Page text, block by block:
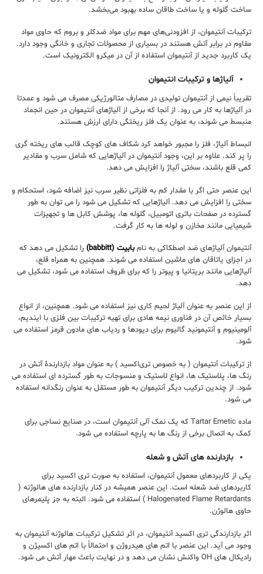
ساخت گلوله و یا ساخت طاقان ساده بهبود می‌بخشد.
ترکیبات آنتیموان، از افزودنی‌های مهم برای مواد ضد‌کلر و بروم که حاوی مواد
مقاوم در برابر آتش هستند در بسیاری از محصولات تجاری و خانگی وجود دارد.
یک کاربرد جدید از آنتیموان استفاده از آن در میکرو الکترونیک است.
آلیاژها و ترکیبات انتیموان
تقریباً نیمی از آنتیموان تولیدی در مصارف متالورژیکی مصرف می شود و عمدتا
در آلیاژها به کار می رود. از آنجا که برخی از آلیاژهای آنتیموان در حین انجماد
منبسط می شوند، به عنوان یک فلز ریختگی دارای ارزش هستند.
انبساط آلیاژ، فلز را مجبور خواهد کرد شکاف های کوچک قالب های ریخته گری
را پر کند. علاوه بر این، وجود آنتیموان در آلیاژهایی که شامل سرب و مقادیر
کمی قلع باشند، سختی آلیاژ را افزایش می دهد.
این عنصر حتی اگر با مقدار کم به فلزاتی نظیر سرب نیز اضافه شود، استحکام و
سختی را افزایش می دهد. آلیاژهایی که تشکیل می شود را می توان به طور
گسترده در صفحات باتری اتومبیل، گلوله ها، پوشش کابل ها و تجهیزات
شیمیایی مانند مخازن و لوله ها به کار گرفت.
آنتیموان آلیاژهای ضد اصطکاکی به نامبابیت (babbitt)
را تشکیل می دهد که
در اجزای یاتاقان های ماشین استفاده می شوند. همچنین به همراه قلع،
آلیاژهایی مانند بریتانیا و پیوتر را که برای ظروف استفاده می شود، تشکیل می
دهد.
از این عنصر به عنوان آلیاژ لحیم کاری نیز استفاده می شود. همچنین، از انواع
بسیار خالص آن در فناوری نیمه هادی برای تهیه ترکیبات بین فلزی با ایندیم،
آلومینیوم و آنتیمونید گالیوم برای دیودها و ردیاب های مادون قرمز استفاده می
شود.
از ترکیبات آنتیموان ( به خصوص تری‌اکسید ) به عنوان مواد بازدارندۀ آتش در
رنگ ها، پلاستیک ها، انواع لاستیک و منسوجات به طور گسترده ای استفاده می
شود. از چندین ترکیب دیگر آنتیموان به طور مستقل به عنوان رنگدانه استفاده
می شود.
ماده Tartar Emetic که یک نمک آلی آنتیموان است، در صنایع نساجی برای
کمک به اتصال برخی از رنگ ها به پارچه استفاده می شود.
بازدارنده های آتش و شعله
یکی از کاربردهای معمول آنتیموان، استفاده به صورت تری اکسید برای
کاربردهای ضد شعله است. این عنصر همیشه در کنار بازدارنده های هالوژنه (
Halogenated Flame Retardants ) استفاده می شود. البته به جز پلیمرهای
حاوی هالوژن.
اثر بازدارندگی تری اکسید آنتیموان، در اثر تشکیل ترکیبات هالوژنه آنتیموان به
وجود می آید. این عنصر با اتم های هیدروژن و احتمالاً با اتم های اکسیژن و
رادیکال های OH واکنش نشان می دهد و در نهایت باعث مهار آتش می شود.